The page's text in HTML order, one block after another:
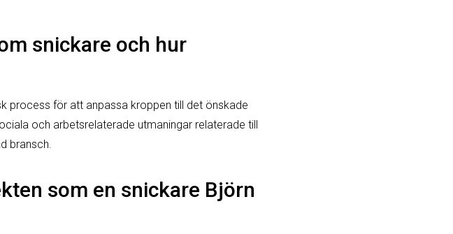
snickare och hur
process för att anpassa kroppen till det önskade
och arbetsrelaterade utmaningar relaterade till
bransch.
som en snickare Björn